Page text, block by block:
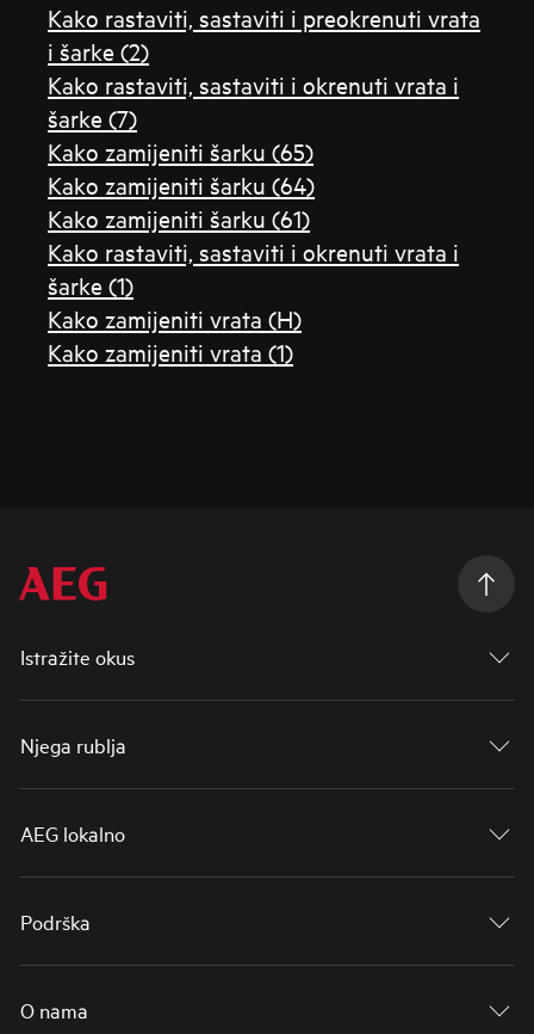
Kako rastaviti, sastaviti i preokrenuti vrata
i šarke (2)
Kako rastaviti, sastaviti i okrenuti vrata i
šarke (7)
Kako zamijeniti šarku (65)
Kako zamijeniti šarku (64)
Kako zamijeniti šarku (61)
Kako rastaviti, sastaviti i okrenuti vrata i
šarke (1)
Kako zamijeniti vrata (H)
Kako zamijeniti vrata (1)
Istražite okus
Njega rublja
AEG lokalno
Podrška
O nama